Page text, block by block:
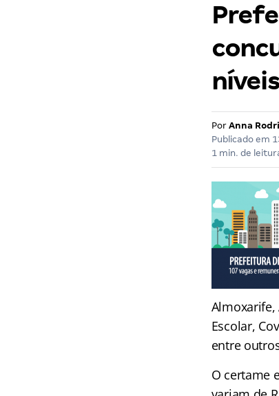
Por Anna
Publicado em
1 min. de
Almoxarife,
Escolar,
entre
O certame